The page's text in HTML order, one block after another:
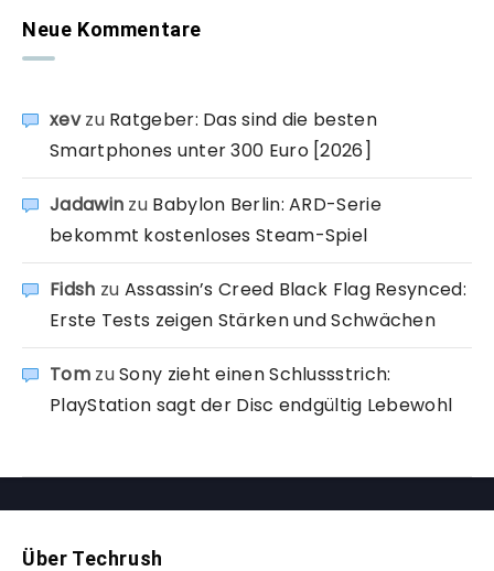
Neue Kommentare
xevzu Ratgeber: Das sind die besten
Smartphones unter 300 Euro [2026]
Jadawin zu Babylon Berlin: ARD-Serie
bekommt kostenloses Steam-Spiel
Fidsh zu Assassin’s Creed Black Flag Resynced:
Erste Tests zeigen Stärken und Schwächen
TomzuSony zieht einen Schlussstrich:
PlayStation sagt der Disc endgültig Lebewohl
Über Techrush